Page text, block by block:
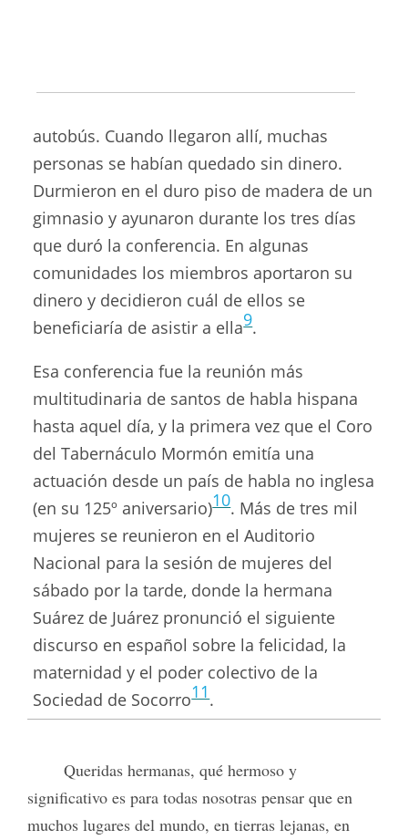
autobús. Cuando llegaron allí, muchas
personas se habían quedado sin dinero.
Durmieron en el duro piso de madera de un
gimnasio y ayunaron durante los tres días
que duró la conferencia. En algunas
comunidades los miembros aportaron su
dinero y decidieron cuál de ellos se
beneficiaría de asistir a ella9.
Esa conferencia fue la reunión más
multitudinaria de santos de habla hispana
hasta aquel día, y la primera vez que el Coro
del Tabernáculo Mormón emitía una
actuación desde un país de habla no inglesa
(en su 125º aniversario)10. Más de tres mil
mujeres se reunieron en el Auditorio
Nacional para la sesión de mujeres del
sábado por la tarde, donde la hermana
Suárez de Juárez pronunció el siguiente
discurso en español sobre la felicidad, la
maternidad y el poder colectivo de la
Sociedad de Socorro11.
Queridas hermanas, qué hermoso y
significativo es para todas nosotras pensar que en
muchos lugares del mundo, en tierras lejanas, en